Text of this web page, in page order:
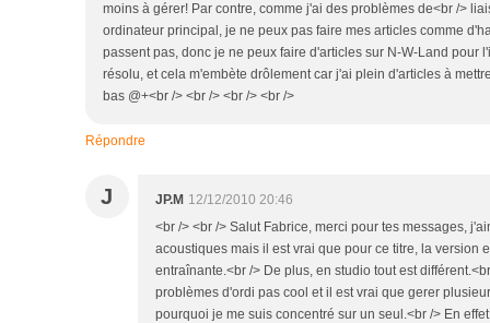
moins à gérer! Par contre, comme j'ai des problèmes de<br />
ordinateur principal, je ne peux pas faire mes articles comme
passent pas, donc je ne peux faire d'articles sur N-W-Land pour
résolu, et cela m'embète drôlement car j'ai plein d'articles à
bas @+<br /> <br /> <br /> <br />
Répondre
J JP.M 12/12/2010 20:46
<br /> <br /> Salut Fabrice, merci pour tes messages,
acoustiques mais il est vrai que pour ce titre, la version
entraînante.<br /> De plus, en studio tout est
problèmes d'ordi pas cool et il est vrai que gerer
pourquoi je me suis concentré sur un seul.<br /> En